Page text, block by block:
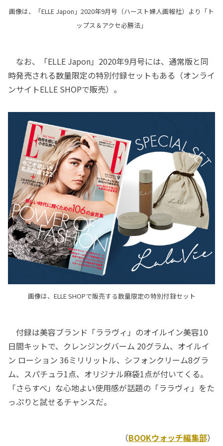
画像は、「ELLE Japon」2020年9月号（ハースト婦人画報社）より「ト
ップス＆アクセ必勝法」
なお、「ELLE Japon」2020年9月号には、通常版と同
時発売される数量限定の特別付録セットもある（オンライ
ンサイトELLE SHOPで販売）。
画像は、ELLE SHOPで販売する数量限定の特別付録セット
付録は美容ブランド「ララヴィ」のオイルイン美容10
日間キットで、クレンジングバーム 20グラム、オイルイ
ン ローション 36ミリリットル、シフォンクリーム8グラ
ム、スパチュラ1点、オリジナル麻袋1点が付いてくる。
「さらすべ」な心地よい使用感が話題の「ララヴィ」をた
っぷりと試せるチャンスだ。
（BOOKウォッチ編集部）